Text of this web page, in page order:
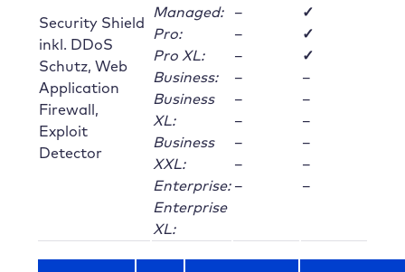
Security Shield
inkl. DDoS
Schutz, Web
Application
Firewall,
Exploit
Detector
Managed:
Pro:
Pro XL:
Business:
Business
XL:
Business
XXL:
Enterprise:
Enterprise
XL:
–
–
–
–
–
–
–
–
–
✓
✓
✓
–
–
–
–
–
–